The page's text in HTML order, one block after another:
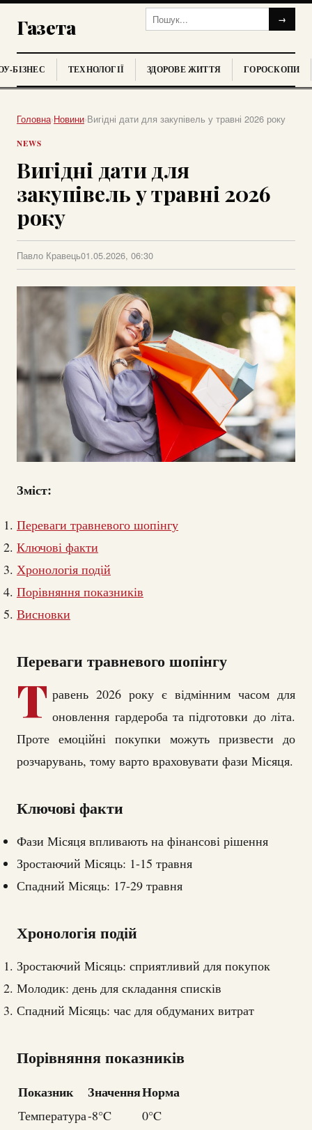
Газета →
БІЗНЕС ТЕХНОЛОГІЇ ЗДОРОВЕ ЖИТТЯ ГОРОСКОПИ
Головна›Новини›Вигідні дати для закупівель у травні 2026 року
NEWS
Вигідні дати для
закупівель у травні 2026
року
Павло Кравець01.05.2026, 06:30
Зміст:
Переваги травневого шопінгу
Ключові факти
Хронологія подій
Порівняння показників
Висновки
Переваги травневого шопінгу
Т равень 2026 року є відмінним часом для
оновлення гардероба та підготовки до літа.
Проте емоційні покупки можуть призвести до
розчарувань, тому варто враховувати фази Місяця.
Ключові факти
Фази Місяця впливають на фінансові рішення
Зростаючий Місяць: 1-15 травня
Спадний Місяць: 17-29 травня
Хронологія подій
Зростаючий Місяць: сприятливий для покупок
Молодик: день для складання списків
Спадний Місяць: час для обдуманих витрат
Порівняння показників
Показник ЗначенняНорма
Температура-8°C
0°C